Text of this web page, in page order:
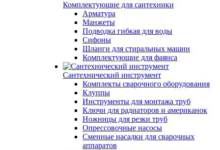
Комплектующие для сантехники
Арматура
Манжеты
Подводка гибкая для воды
Сифоны
Шланги для стиральных машин
Комплектующие для фаянса
Сантехнический инструмент
Комплекты сварочного оборудования
Клуппы
Инструменты для монтажа труб
Ключи для радиаторов и американок
Ножницы для резки труб
Опрессовочные насосы
Сменные насадки для сварочных
аппаратов